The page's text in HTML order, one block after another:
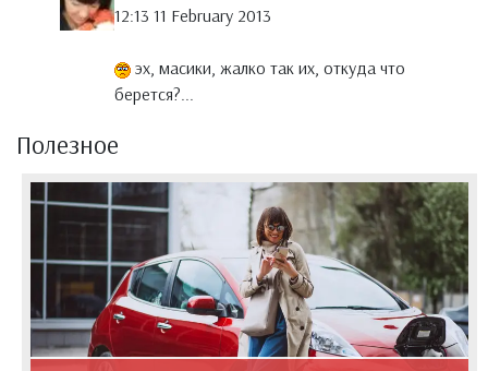
12:13 11 February 2013
эх, масики, жалко так их, откуда что
берется?...
Полезное